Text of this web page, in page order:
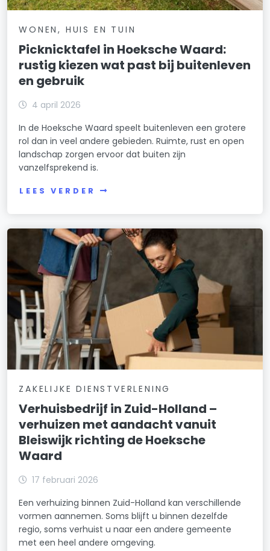
WONEN, HUIS EN TUIN
Picknicktafel in Hoeksche Waard:
rustig kiezen wat past bij buitenleven
en gebruik
4 april 2026
In de Hoeksche Waard speelt buitenleven een grotere
rol dan in veel andere gebieden. Ruimte, rust en open
landschap zorgen ervoor dat buiten zijn
vanzelfsprekend is.
LEES VERDER
ZAKELIJKE DIENSTVERLENING
Verhuisbedrijf in Zuid-Holland –
verhuizen met aandacht vanuit
Bleiswijk richting de Hoeksche
Waard
17 februari 2026
Een verhuizing binnen Zuid-Holland kan verschillende
vormen aannemen. Soms blijft u binnen dezelfde
regio, soms verhuist u naar een andere gemeente
met een heel andere omgeving.